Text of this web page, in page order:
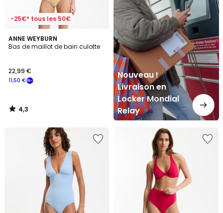
-25€* tous les 50€
ANNE WEYBURN
Bas de maillot de bain culotte
11,50 €
22,99 €
4,3
/ 5
4,3
/
Nouveau !
Livraison en
Locker Mondial
Relay